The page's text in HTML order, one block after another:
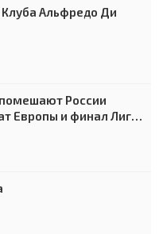
Клуба Альфредо Ди
помешают России
Европы и финал Лиги